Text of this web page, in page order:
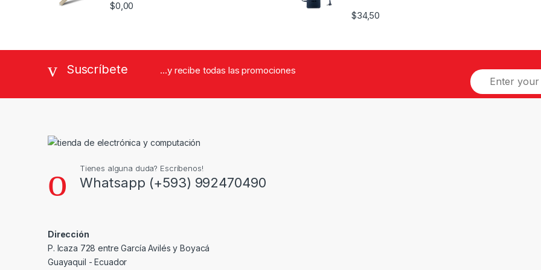
$0,00
$34,50
Suscríbete ...y recibe todas las promociones
Tienes alguna duda? Escríbenos!
Whatsapp (+593) 992470490
Dirección
P. Icaza 728 entre García Avilés y Boyacá
Guayaquil - Ecuador